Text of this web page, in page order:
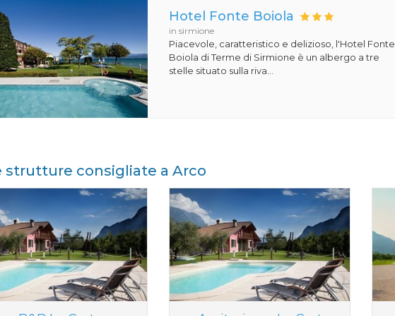
Hotel Fonte Boiola
in sirmione
Piacevole, caratteristico e delizioso, l'Hotel Fonte
Boiola di Terme di Sirmione è un albergo a tre
stelle situato sulla riva...
strutture consigliate a Arco